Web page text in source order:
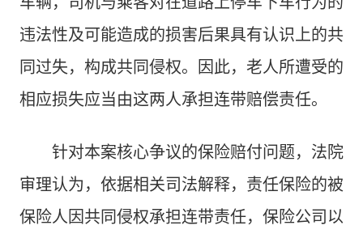
违法性及可能造成的损害后果具有认识上的共
同过失，构成共同侵权。因此，老人所遭受的
相应损失应当由这两人承担连带赔偿责任。
针对本案核心争议的保险赔付问题，法院
审理认为，依据相关司法解释，责任保险的被
保险人因共同侵权承担连带责任，保险公司以